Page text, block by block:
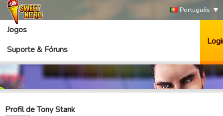
Português
Jogos
Suporte & Fóruns
Profil de Tony Stank